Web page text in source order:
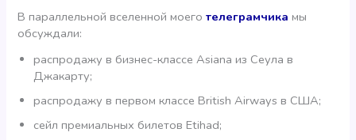
В параллельной вселенной моеготелеграмчика мы
обсуждали:
распродажу в бизнес-классе Asiana из Сеула в
Джакарту;
распродажу в первом классе British Airways в США;
сейл премиальных билетов Etihad;